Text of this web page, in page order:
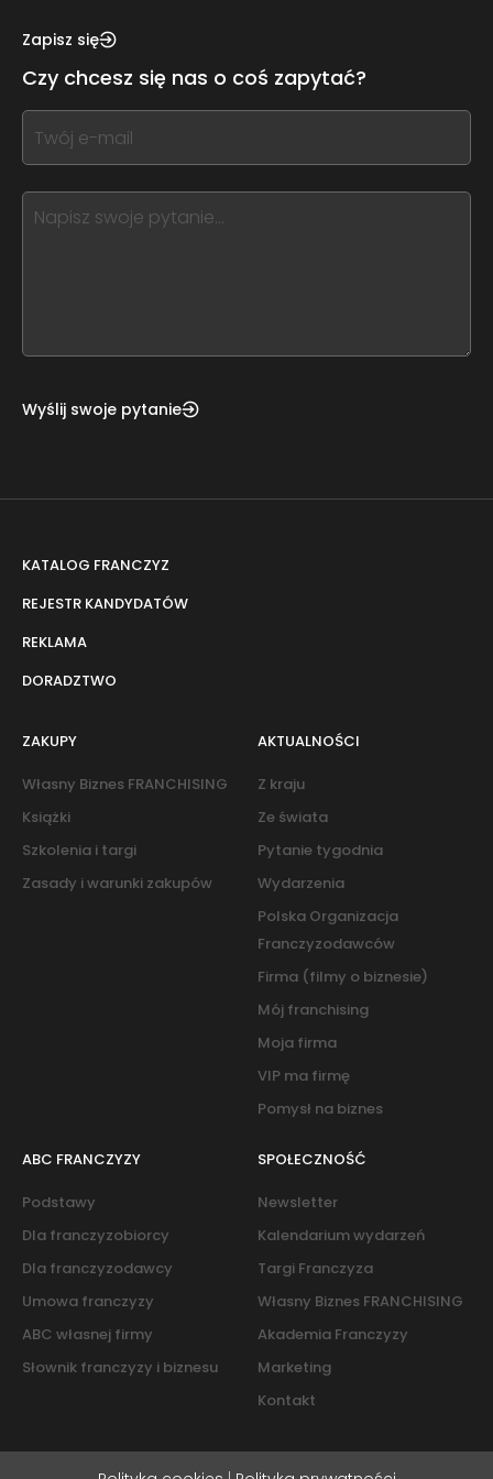
this,
this
form
field
blank
Zapisz się
Czy chcesz się nas o coś zapytać?
If
you
this,
leave
Wyślij swoje pytanie
KATALOG FRANCZYZ
REJESTR KANDYDATÓW
REKLAMA
DORADZTWO
ZAKUPY
Własny Biznes FRANCHISING
Książki
Szkolenia i targi
Zasady i warunki zakupów
AKTUALNOŚCI
Z kraju
Ze świata
Pytanie tygodnia
Wydarzenia
Polska Organizacja
Franczyzodawców
Firma (filmy o biznesie)
Mój franchising
Moja firma
VIP ma firmę
Pomysł na biznes
ABC FRANCZYZY
Podstawy
Dla franczyzobiorcy
Dla franczyzodawcy
Umowa franczyzy
ABC własnej firmy
Słownik franczyzy i biznesu
SPOŁECZNOŚĆ
Newsletter
Kalendarium wydarzeń
Targi Franczyza
Własny Biznes FRANCHISING
Akademia Franczyzy
Marketing
Kontakt